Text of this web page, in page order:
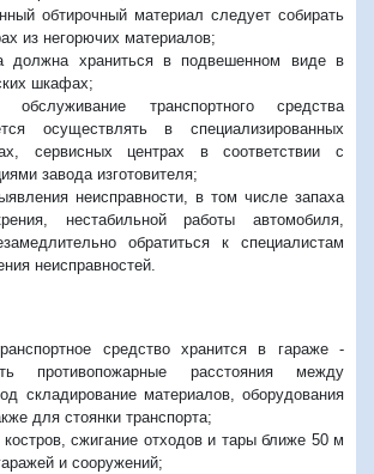
обтирочный материал следует собирать
из негорючих материалов;
должна храниться в подвешенном виде в
шкафах;
транспортного средства
осуществлять в специализированных
сервисных центрах в соответствии с
завода изготовителя;
неисправности, в том числе запаха
нестабильной работы автомобиля,
обратиться к специалистам
неисправностей.
средство хранится в гараже -
противопожарные расстояния между
складирование материалов, оборудования
для стоянки транспорта;
костров, сжигание отходов и тары ближе 50 м
и сооружений;